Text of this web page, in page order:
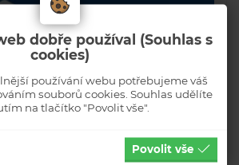
dobře používal (Souhlas s
cookies)
používání webu potřebujeme váš
souborů cookies. Souhlas udělíte
na tlačítko "Povolit vše".
Povolit vše